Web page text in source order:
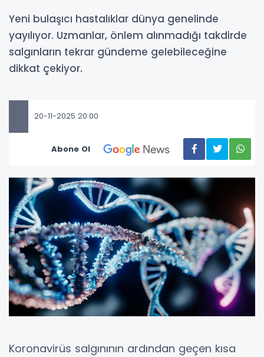
Yeni bulaşıcı hastalıklar dünya genelinde
yayılıyor. Uzmanlar, önlem alınmadığı takdirde
salgınların tekrar gündeme gelebileceğine
dikkat çekiyor.
20-11-2025 20:00
Abone Ol
Koronavirüs salgınının ardından geçen kısa